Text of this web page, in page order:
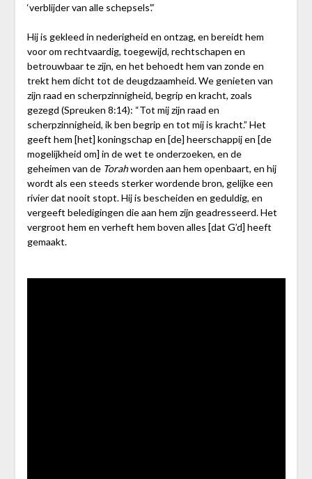
‘verblijder van alle schepsels’.”
Hij is gekleed in nederigheid en ontzag, en bereidt hem
voor om rechtvaardig, toegewijd, rechtschapen en
betrouwbaar te zijn, en het behoedt hem van zonde en
trekt hem dicht tot de deugdzaamheid. We genieten van
zijn raad en scherpzinnigheid, begrip en kracht, zoals
gezegd (Spreuken 8:14): “Tot mij zijn raad en
scherpzinnigheid, ik ben begrip en tot mij is kracht.” Het
geeft hem [het] koningschap en [de] heerschappij en [de
mogelijkheid om] in de wet te onderzoeken, en de
geheimen van de Torahworden aan hem openbaart, en hij
wordt als een steeds sterker wordende bron, gelijke een
rivier dat nooit stopt. Hij is bescheiden en geduldig, en
vergeeft beledigingen die aan hem zijn geadresseerd. Het
vergroot hem en verheft hem boven alles [dat G’d] heeft
gemaakt.